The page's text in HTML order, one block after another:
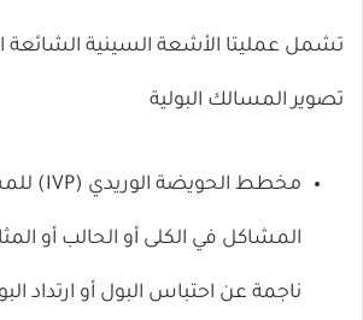
تشمل عمليتا الأشعة السينية
تصوير المسالك البولية
مخطط الحويضة الوريدي (IVP)
المشاكل في الكلى أو الحالب أو
ناجمة عن احتباس البول أو ارتداد